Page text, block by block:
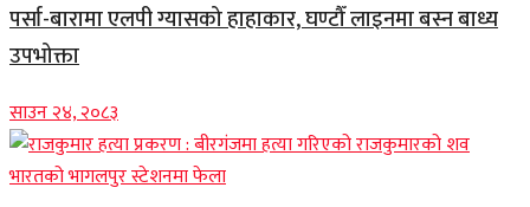
पर्सा-बारामा एलपी ग्यासको हाहाकार, घण्टौँ लाइनमा बस्न बाध्य
उपभोक्ता
साउन २४, २०८३